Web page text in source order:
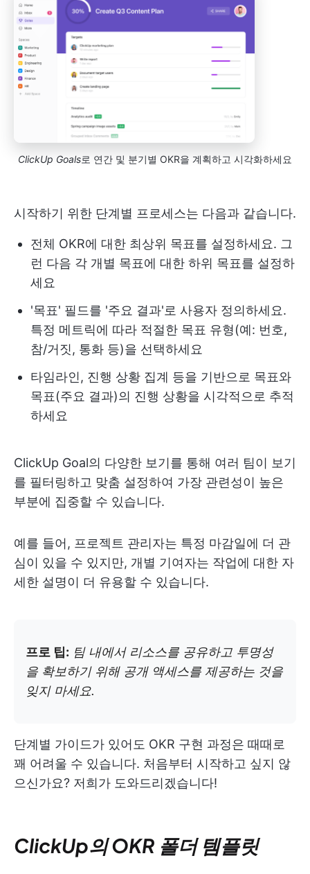
ClickUp Goals로 연간 및 분기별 OKR을 계획하고 시각화하세요
시작하기 위한 단계별 프로세스는 다음과 같습니다.
전체 OKR에 대한 최상위 목표를 설정하세요. 그
런 다음 각 개별 목표에 대한 하위 목표를 설정하
세요
'목표' 필드를 '주요 결과'로 사용자 정의하세요.
특정 메트릭에 따라 적절한 목표 유형(예: 번호,
참/거짓, 통화 등)을 선택하세요
타임라인, 진행 상황 집계 등을 기반으로 목표와
목표(주요 결과)의 진행 상황을 시각적으로 추적
하세요
ClickUp Goal의 다양한 보기를 통해 여러 팀이 보기
를 필터링하고 맞춤 설정하여 가장 관련성이 높은
부분에 집중할 수 있습니다.
예를 들어, 프로젝트 관리자는 특정 마감일에 더 관
심이 있을 수 있지만, 개별 기여자는 작업에 대한 자
세한 설명이 더 유용할 수 있습니다.
프로 팁: 팀 내에서 리소스를 공유하고 투명성
을 확보하기 위해 공개 액세스를 제공하는 것을
잊지 마세요.
단계별 가이드가 있어도 OKR 구현 과정은 때때로
꽤 어려울 수 있습니다. 처음부터 시작하고 싶지 않
으신가요? 저희가 도와드리겠습니다!
ClickUp의 OKR 폴더 템플릿